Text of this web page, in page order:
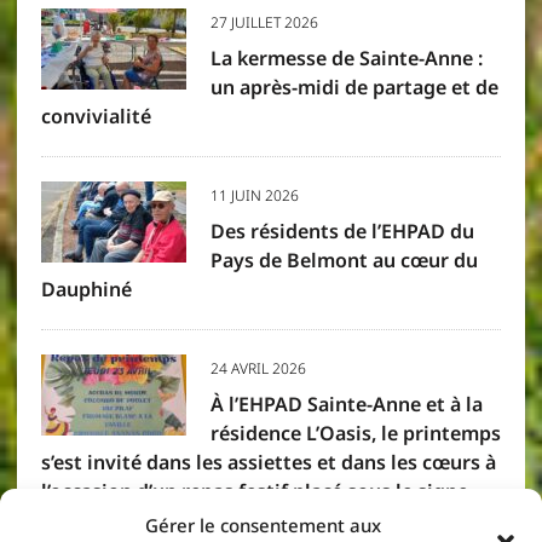
Gérer le consentement aux
27 JUILLET 2026
La kermesse de Sainte-Anne :
un après-midi de partage et de
convivialité
11 JUIN 2026
Des résidents de l’EHPAD du
Pays de Belmont au cœur du
Dauphiné
24 AVRIL 2026
À l’EHPAD Sainte-Anne et à la
résidence L’Oasis, le printemps
s’est invité dans les assiettes et dans les cœurs à
l’occasion d’un repas festif placé sous le signe
des saveurs créoles. Résidents et membres du